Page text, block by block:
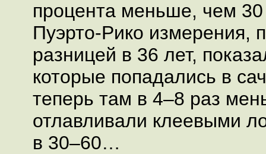
процента меньше, чем
Пуэрто-Рико измерения,
разницей в 36 лет,
которые попадались в
теперь там в 4–8 раз
отлавливали клеевыми
в 30–60…